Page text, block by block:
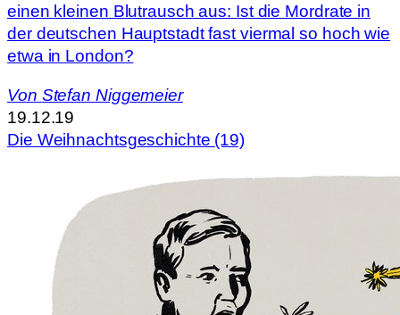
einen kleinen Blutrausch aus: Ist die Mordrate in
der deutschen Hauptstadt fast viermal so hoch wie
etwa in London?
Von Stefan Niggemeier
19.12.19
Die Weihnachtsgeschichte (19)